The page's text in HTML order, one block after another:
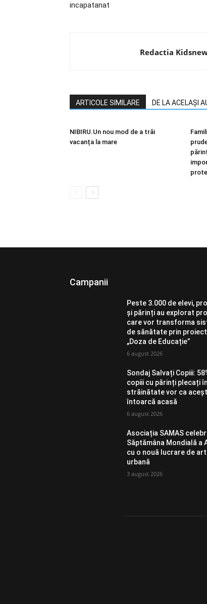
incapatanat
Redactia
ARTICOLE SIMILARE DE LA ACELAȘI
NIBIRU.Un nou mod de a trăi
vacanța la mare
Campanii
Peste 3.000 de elevi,
și părinți au explorat
care vor transforma
de sănătate prin
„Doza de Educație”
6 august 2026
Sondaj Salvați Copiii:
copiii cu părinți plecați în
străinătate vor ca
întoarcă acasă
6 august 2026
Asociația SAMAS
Săptămâna Mondială a
cu o nouă lucrare de
urbană
3 august 2026